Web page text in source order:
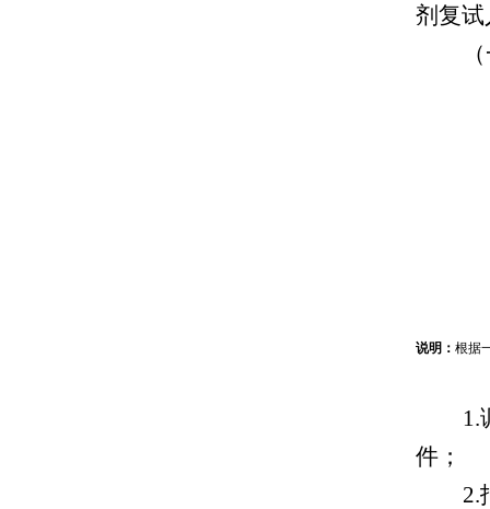
剂复
说明： 根据
1.
件；
2.